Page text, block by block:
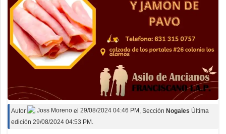
Autor Joss Moreno el 29/08/2024 04:46 PM , Sección Nogales Última
edición 29/08/2024 04:53 PM.